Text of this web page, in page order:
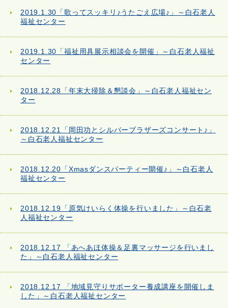
2019.1.30「歌ってスッキリ♪うたごえ広場♪」～白石老人
福祉センター
2019.1.30「福祉用具展示相談会を開催」～白石老人福祉
センター
2018.12.28「年末大掃除＆懇談会」～白石老人福祉セン
ター
2018.12.21「岡田功とシルバーブラザーズコンサート♪」
～白石老人福祉センター
2018.12.20「Xmasダンスパーティー開催♪」～白石老人
福祉センター
2018.12.19「原気けいらく体操を行いました」～白石老
人福祉センター
2018.12.17 「あへあほ体操＆足裏マッサージを行いまし
た」～白石老人福祉センター
2018.12.17 「地域見守りサポーター養成講座を開催しま
した」～白石老人福祉センター